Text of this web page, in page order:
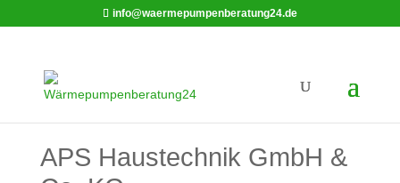
info@waermepumpenberatung24.de
APS Haustechnik GmbH &